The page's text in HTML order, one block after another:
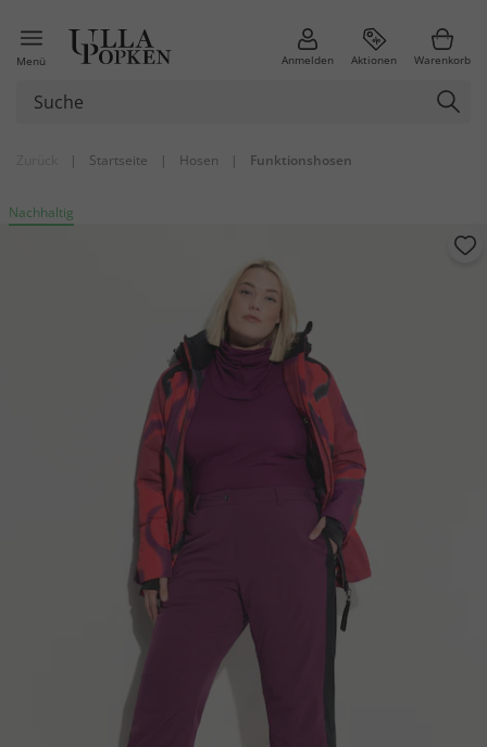
Menü Anmelden Aktionen Warenkorb
| Startseite | Hosen | Funktionshosen
Nachhaltig